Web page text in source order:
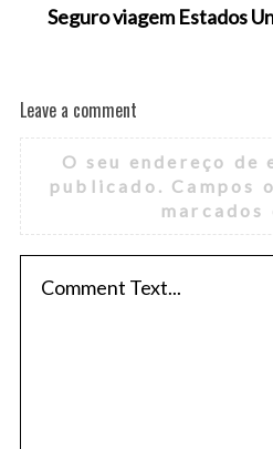
Seguro viagem Estados
Leave a comment
O seu endereço de
publicado. Campos
marcados